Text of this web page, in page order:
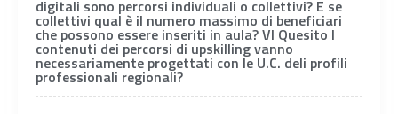
digitali sono percorsi individuali o collettivi? E se
collettivi qual è il numero massimo di beneficiari
che possono essere inseriti in aula? VI Quesito I
contenuti dei percorsi di upskilling vanno
necessariamente progettati con le U.C. deli profili
professionali regionali?